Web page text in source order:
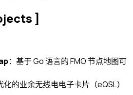
]
：基于 Go 语言的 FMO 节点地图可
化的业余无线电电子卡片（eQSL）